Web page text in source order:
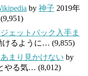
by 神子 2019年
(9,951)
ェットパック入手ま
けるように… (9,855)
まり見かけない by
やる気… (8,012)